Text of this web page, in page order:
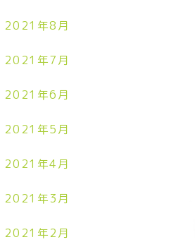
2021年8月
2021年7月
2021年6月
2021年5月
2021年4月
2021年3月
2021年2月